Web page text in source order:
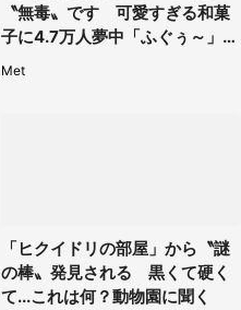
〝無毒〟です 可愛すぎる和菓
子に4.7万人夢中「ふぐぅ～」
Met
「ヒクイドリの部屋」から〝謎
の棒〟発見される 黒くて硬く
て...これは何？動物園に聞く